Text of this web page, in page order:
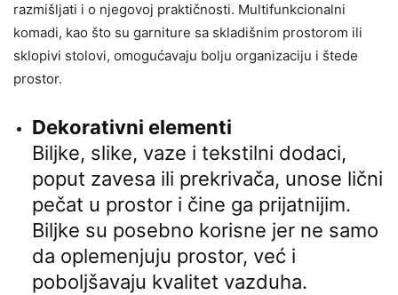
razmišljati i o njegovoj praktičnosti. Multifunkcionalni
komadi, kao što su garniture sa skladišnim prostorom ili
sklopivi stolovi, omogućavaju bolju organizaciju i štede
prostor.
Dekorativni elementi
Biljke, slike, vaze i tekstilni dodaci,
poput zavesa ili prekrivača, unose lični
pečat u prostor i čine ga prijatnijim.
Biljke su posebno korisne jer ne samo
da oplemenjuju prostor, već i
poboljšavaju kvalitet vazduha.